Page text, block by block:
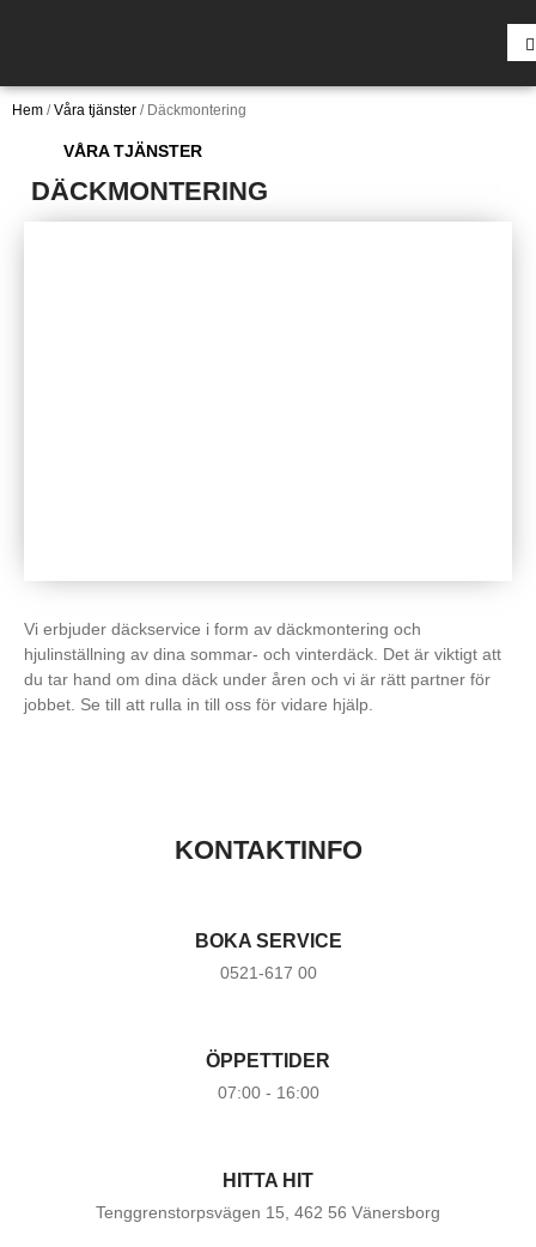
Hem /Våra tjänster / Däckmontering
VÅRA TJÄNSTER
DÄCKMONTERING
Vi erbjuder däckservice i form av däckmontering och
hjulinställning av dina sommar- och vinterdäck. Det är viktigt att
du tar hand om dina däck under åren och vi är rätt partner för
jobbet. Se till att rulla in till oss för vidare hjälp.
KONTAKTINFO
BOKA SERVICE
0521-617 00
ÖPPETTIDER
07:00 - 16:00
HITTA HIT
Tenggrenstorpsvägen 15, 462 56 Vänersborg